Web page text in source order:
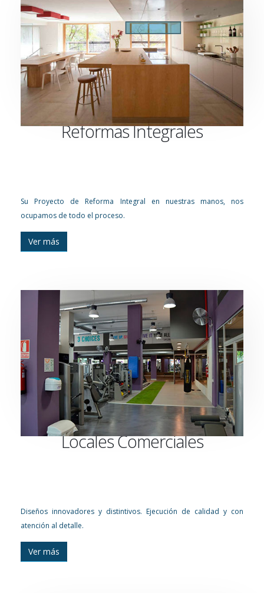
Reformas Integrales
Su Proyecto de Reforma Integral en nuestras manos, nos
ocupamos de todo el proceso.
Ver más
Locales Comerciales
Diseños innovadores y distintivos. Ejecución de calidad y con
atención al detalle.
Ver más